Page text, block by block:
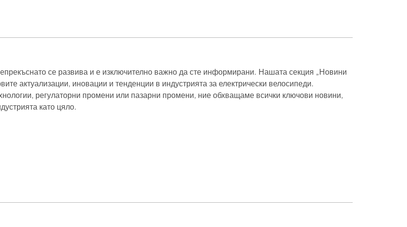
се развива и е изключително важно да сте информирани. Нашата секция „Новини
актуализации, иновации и тенденции в индустрията за електрически велосипеди.
регулаторни промени или пазарни промени, ние обхващаме всички ключови новини,
като цяло.